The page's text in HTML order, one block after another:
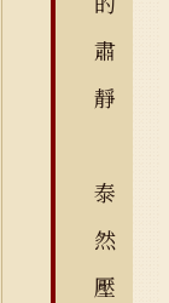
肅
靜
泰
然
壓